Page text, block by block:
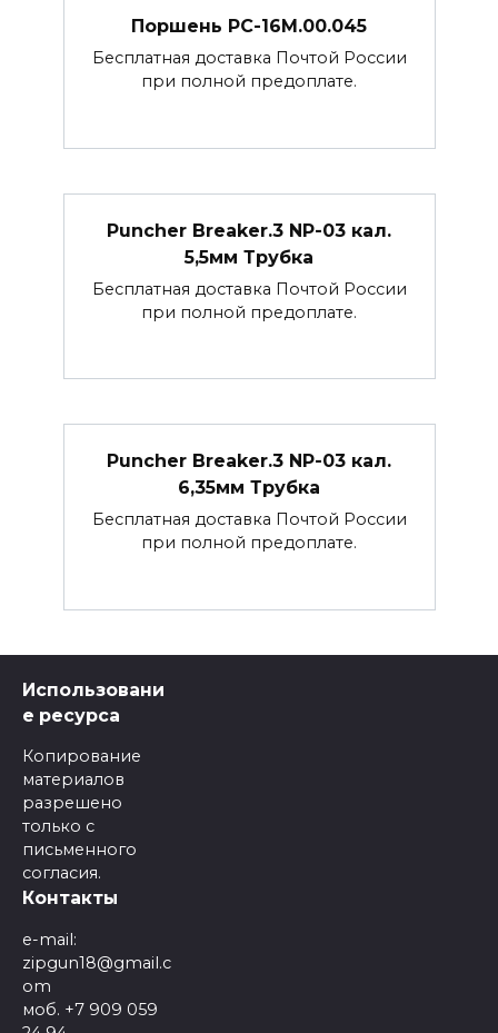
Поршень РС-16М.00.045
Бесплатная доставка Почтой России
при полной предоплате.
Puncher Breaker.3 NP-03 кал.
5,5мм Трубка
Бесплатная доставка Почтой России
при полной предоплате.
Puncher Breaker.3 NP-03 кал.
6,35мм Трубка
Бесплатная доставка Почтой России
при полной предоплате.
Использовани
е ресурса
Копирование
материалов
разрешено
только с
письменного
согласия.
Контакты
e-mail:
zipgun18@gmail.c
om
моб. +7 909 059